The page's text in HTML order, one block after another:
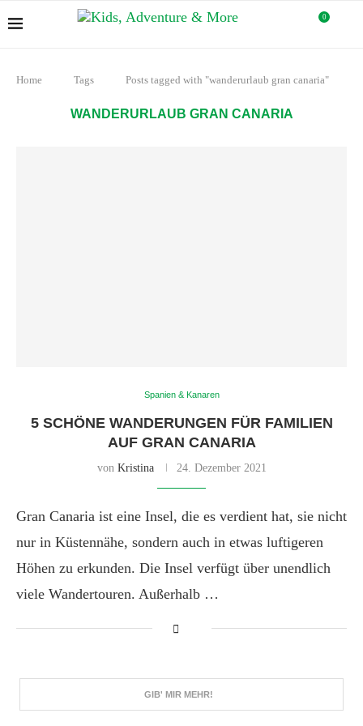
0
Home Tags Posts tagged with "wanderurlaub gran canaria"
WANDERURLAUB GRAN CANARIA
Spanien & Kanaren
5 SCHÖNE WANDERUNGEN FÜR FAMILIEN
AUF GRAN CANARIA
von Kristina 24. Dezember 2021
Gran Canaria ist eine Insel, die es verdient hat, sie nicht
nur in Küstennähe, sondern auch in etwas luftigeren
Höhen zu erkunden. Die Insel verfügt über unendlich
viele Wandertouren. Außerhalb …
GIB' MIR MEHR!